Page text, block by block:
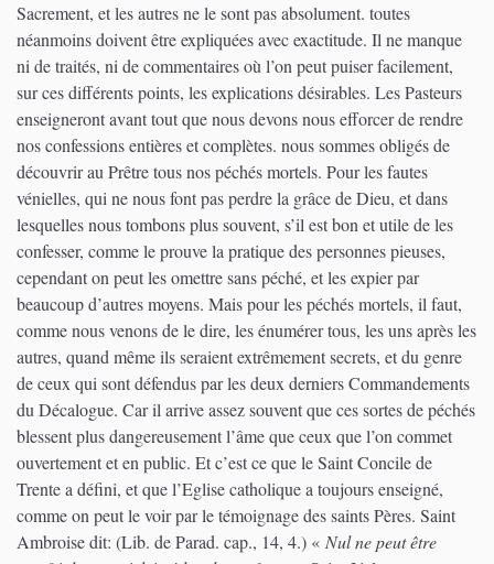
Sacrement, et les autres ne le sont pas absolument. toutes
néanmoins doivent être expliquées avec exactitude. Il ne manque
ni de traités, ni de commentaires où l’on peut puiser facilement,
sur ces différents points, les explications désirables. Les Pasteurs
enseigneront avant tout que nous devons nous efforcer de rendre
nos confessions entières et complètes. nous sommes obligés de
découvrir au Prêtre tous nos péchés mortels. Pour les fautes
vénielles, qui ne nous font pas perdre la grâce de Dieu, et dans
lesquelles nous tombons plus souvent, s’il est bon et utile de les
confesser, comme le prouve la pratique des personnes pieuses,
cependant on peut les omettre sans péché, et les expier par
beaucoup d’autres moyens. Mais pour les péchés mortels, il faut,
comme nous venons de le dire, les énumérer tous, les uns après les
autres, quand même ils seraient extrêmement secrets, et du genre
de ceux qui sont défendus par les deux derniers Commandements
du Décalogue. Car il arrive assez souvent que ces sortes de péchés
blessent plus dangereusement l’âme que ceux que l’on commet
ouvertement et en public. Et c’est ce que le Saint Concile de
Trente a défini, et que l’Eglise catholique a toujours enseigné,
comme on peut le voir par le témoignage des saints Pères. Saint
Ambroise dit: (Lib. de Parad. cap., 14, 4.) « Nul ne peut être